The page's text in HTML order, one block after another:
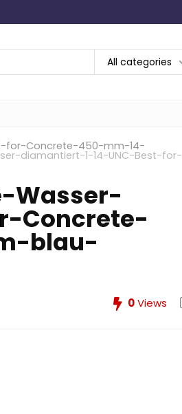
All categories
for-Concrete-450-mm-14-
diamantiert-1-14-UNC-Best-for-
Wasser-
Concrete-
blau-
0Views